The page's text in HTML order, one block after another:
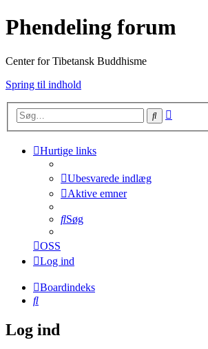
Phendeling forum
Center for Tibetansk Buddhisme
Spring til indhold
Søg
Hurtige links
Ubesvarede indlæg
Aktive emner
Søg
OSS
Log ind
Boardindeks
Søg
Log ind